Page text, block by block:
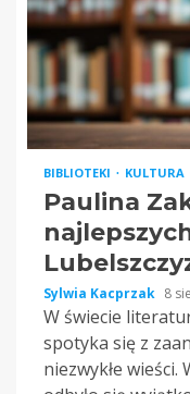
BIBLIOTEKI KULTURA
Paulina
Sylwia Kacprzak 8
W świecie
spotyka się z
niezwykłe